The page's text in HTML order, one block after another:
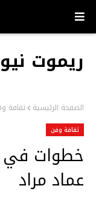
ريموت
الصفحة الرئيسية ثقافة
ثقافة وفن
خطوات في
عماد مراد